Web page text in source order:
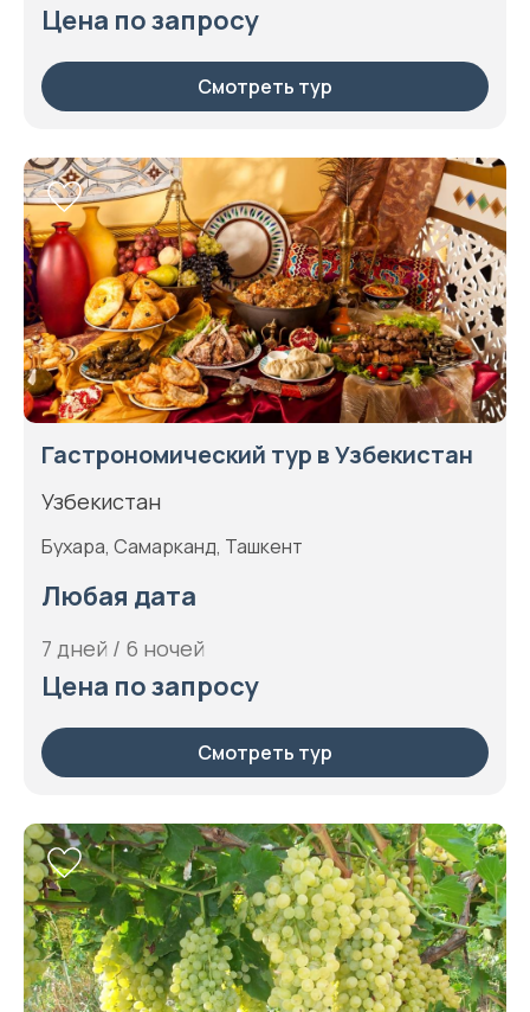
Цена по запросу
Смотреть тур
Гастрономический тур в Узбекистан
Узбекистан
Бухара, Самарканд, Ташкент
Любая дата
7 дней / 6 ночей
Цена по запросу
Смотреть тур